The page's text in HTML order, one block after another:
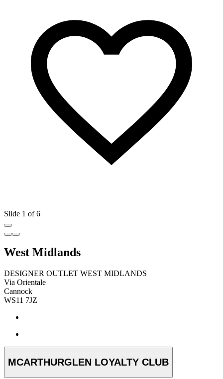
Slide 1 of 6
West Midlands
DESIGNER OUTLET WEST MIDLANDS
Via Orientale
Cannock
WS11 7JZ
MCARTHURGLEN LOYALTY CLUB